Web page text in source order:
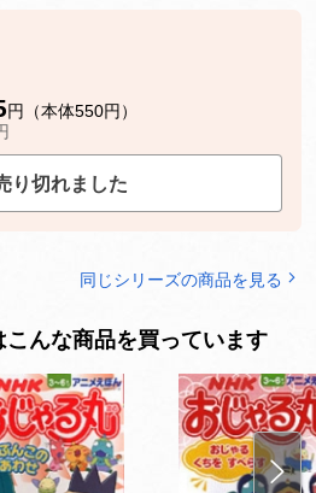
円（本体550円）
り切れました
同じシリーズの商品を見る
んな商品を買っています